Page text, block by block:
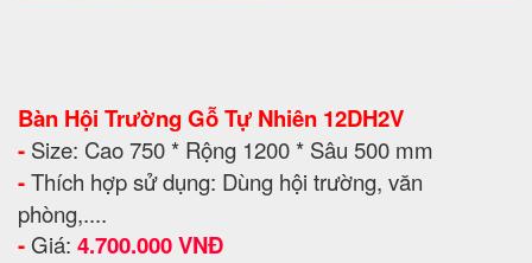
Bàn Hội Trường Gỗ Tự Nhiên 12DH2V
- Size: Cao 750 * Rộng 1200 * Sâu 500 mm
-Thích hợp sử dụng: Dùng hội trường, văn
phòng,....
- Giá: 4.700.000 VNĐ